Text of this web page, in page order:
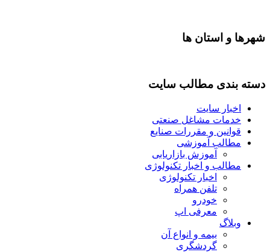
و استان ها
بندی مطالب سایت
اخبار سایت
خدمات مشاغل صنعتی
قوانین و مقررات صنایع
مطالب آموزشی
آموزش بازاریابی
مطالب و اخبار تکنولوژی
اخبار تکنولوژی
تلفن همراه
خودرو
معرفی اپ
وبلاگ
بیمه و انواع آن
گردشگری